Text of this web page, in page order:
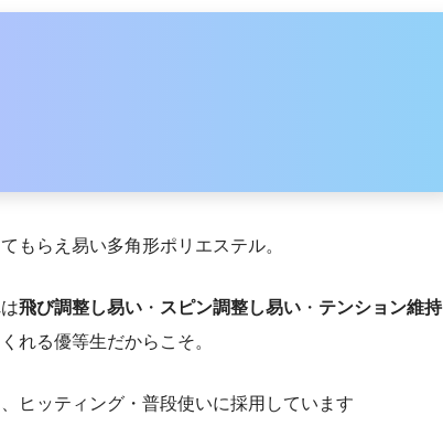
もらえ易い多角形ポリエステル。
飛び調整し易い ・ スピン調整し易い ・ テンション維持
れる優等生だからこそ。
ヒッティング・普段使いに採用しています